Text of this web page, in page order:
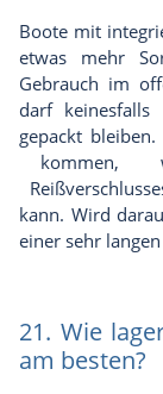
Boote mit
etwas mehr
Gebrauch im
darf keinesfalls
gepackt
kommen,
kann. Wird
einer sehr
21. Wie
am besten?